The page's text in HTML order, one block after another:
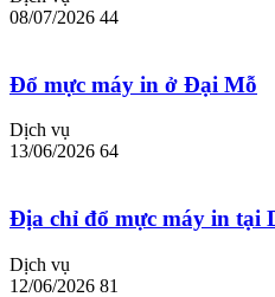
08/07/2026 44
Đổ mực máy in ở Đại Mỗ
Dịch vụ
13/06/2026 64
Địa chỉ đổ mực máy in tại
Dịch vụ
12/06/2026 81